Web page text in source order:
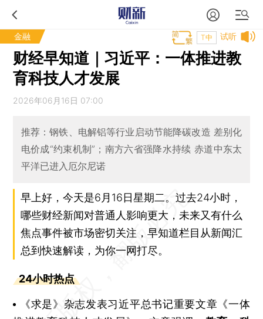
金融 试听
T中
财经早知道｜习近平：一体推进教
育科技人才发展
2026年06月16日 07:00
推荐：钢铁、电解铝等行业启动节能降碳改造 差别化
电价成“约束机制”；南方六省强降水持续 赤道中东太
平洋已进入厄尔尼诺
早上好，今天是6月16日星期二。过去24小时，
哪些财经新闻对普通人影响更大，未来又有什么
焦点事件被市场密切关注，早知道栏目从新闻汇
总到快速解读，为你一网打尽。
24小时热点
《求是》杂志发表习近平总书记重要文章《一体